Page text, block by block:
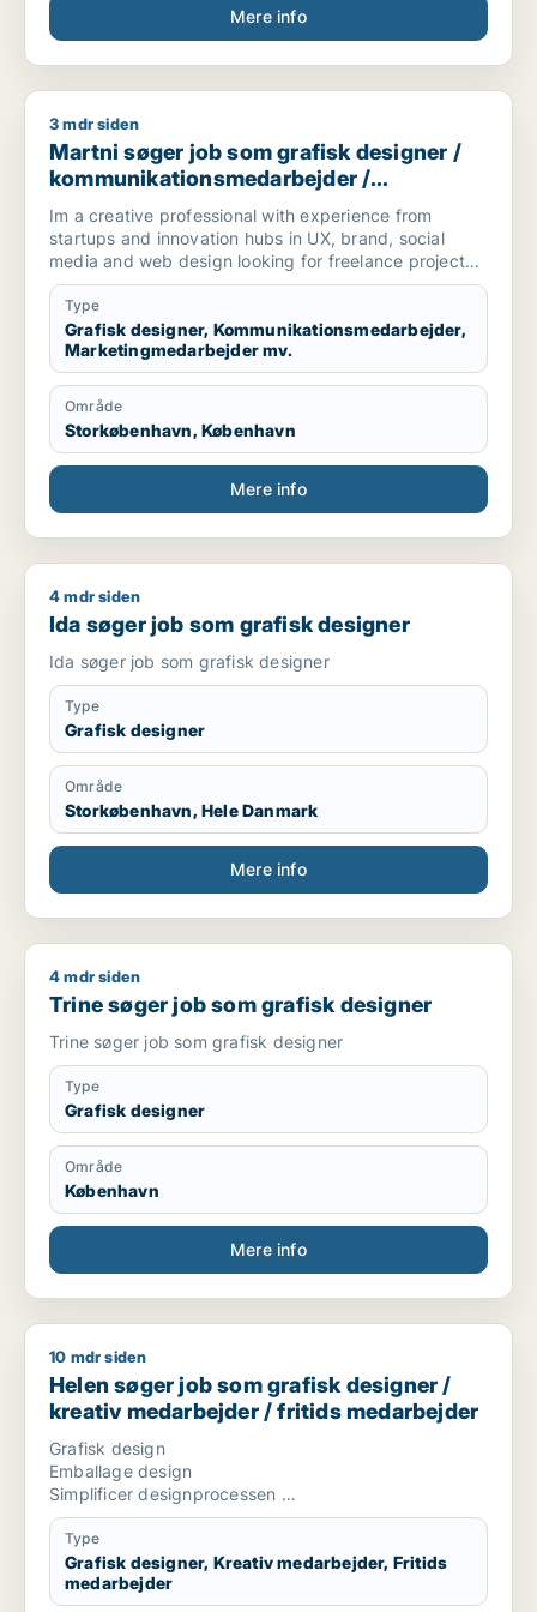
Mere info
Martni søger job som grafisk designer /
3 mdr siden
Martni søger job som grafisk designer /
kommunikationsmedarbejder /
marketingmedarbejder / kreativ
medarbejder / produktspecialist
Im a creative professional with experience from
startups and innovation hubs in UX, brand, social
media and web design looking for freelance projects,
part-time and full-time roles.
[xxxxx]
Type
Grafisk designer, Kommunikationsmedarbejder,
Marketingmedarbejder mv.
Område
Storkøbenhavn, København
Mere info
Ida søger job som grafisk designer
4 mdr siden
Ida søger job som grafisk designer
Ida søger job som grafisk designer
Type
Grafisk designer
Område
Storkøbenhavn, Hele Danmark
Mere info
Trine søger job som grafisk designer
4 mdr siden
Trine søger job som grafisk designer
Trine søger job som grafisk designer
Type
Grafisk designer
Område
København
Mere info
Helen søger job som grafisk designer / kreativ
10 mdr siden
Helen søger job som grafisk designer /
kreativ medarbejder / fritids medarbejder
Grafisk design
Emballage design
Simplificer designprocessen
CVI/design manual udførelse vedligehold og udvikling
Animationer
Video udvikling
Trend mood boards
Tilbudsdesign
Type
Grafisk designer, Kreativ medarbejder, Fritids
medarbejder